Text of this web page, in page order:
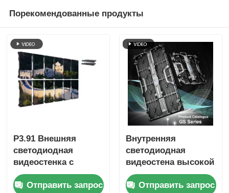
Порекомендованные продукты
P3.91 Внешняя
светодиодная
видеостенка с
частотой
обновления 7680 Гц,
Отправить запрос
Внутренняя
светодиодная
видеостена высокой
четкости P2.9 с
шагом пикселя 2,9
Отправить запрос